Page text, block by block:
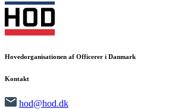
Hovedorganisationen af Officerer i Danmark
Kontakt
hod@hod.dk